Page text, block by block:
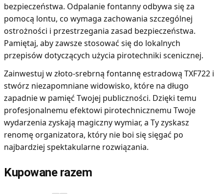
bezpieczeństwa. Odpalanie fontanny odbywa się za
pomocą lontu, co wymaga zachowania szczególnej
ostrożności i przestrzegania zasad bezpieczeństwa.
Pamiętaj, aby zawsze stosować się do lokalnych
przepisów dotyczących użycia pirotechniki scenicznej.
Zainwestuj w złoto-srebrną fontannę estradową TXF722 i
stwórz niezapomniane widowisko, które na długo
zapadnie w pamięć Twojej publiczności. Dzięki temu
profesjonalnemu efektowi pirotechnicznemu Twoje
wydarzenia zyskają magiczny wymiar, a Ty zyskasz
renomę organizatora, który nie boi się sięgać po
najbardziej spektakularne rozwiązania.
Kupowane razem